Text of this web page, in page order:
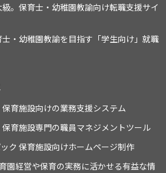
。保育士・幼稚園教諭向け転職支援サイ
・幼稚園教諭を目指す「学生向け」就職
育施設向けの業務支援システム
育施設専門の職員マネジメントツール
ク 保育施設向けホームページ制作
園経営や保育の実務に活かせる有益な情